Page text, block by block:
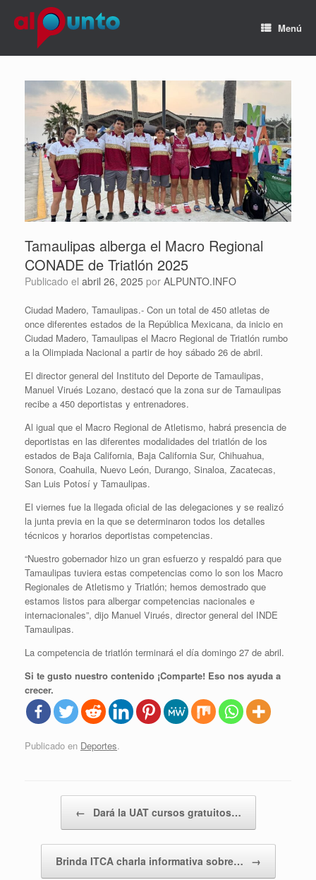
Menú
Tamaulipas alberga el Macro Regional
CONADE de Triatlón 2025
Publicado el abril 26, 2025 por ALPUNTO.INFO
Ciudad Madero, Tamaulipas.- Con un total de 450 atletas de
once diferentes estados de la República Mexicana, da inicio en
Ciudad Madero, Tamaulipas el Macro Regional de Triatlón rumbo
a la Olimpiada Nacional a partir de hoy sábado 26 de abril.
El director general del Instituto del Deporte de Tamaulipas,
Manuel Virués Lozano, destacó que la zona sur de Tamaulipas
recibe a 450 deportistas y entrenadores.
Al igual que el Macro Regional de Atletismo, habrá presencia de
deportistas en las diferentes modalidades del triatlón de los
estados de Baja California, Baja California Sur, Chihuahua,
Sonora, Coahuila, Nuevo León, Durango, Sinaloa, Zacatecas,
San Luis Potosí y Tamaulipas.
El viernes fue la llegada oficial de las delegaciones y se realizó
la junta previa en la que se determinaron todos los detalles
técnicos y horarios deportistas competencias.
“Nuestro gobernador hizo un gran esfuerzo y respaldó para que
Tamaulipas tuviera estas competencias como lo son los Macro
Regionales de Atletismo y Triatlón; hemos demostrado que
estamos listos para albergar competencias nacionales e
internacionales”, dijo Manuel Virués, director general del INDE
Tamaulipas.
La competencia de triatlón terminará el día domingo 27 de abril.
Si te gusto nuestro contenido ¡Comparte! Eso nos ayuda a
crecer.
Publicado en Deportes.
← Dará la UAT cursos gratuitos…
Brinda ITCA charla informativa sobre… →